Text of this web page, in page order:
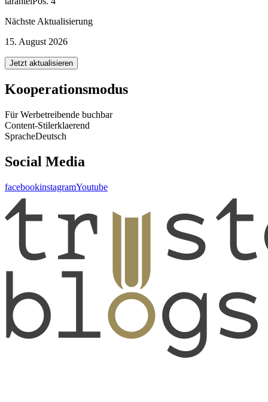
Nächste Aktualisierung
15. August 2026
Jetzt aktualisieren
Kooperationsmodus
Für Werbetreibende buchbar
Content-Stilerklaerend
SpracheDeutsch
Social Media
facebookinstagramYoutube